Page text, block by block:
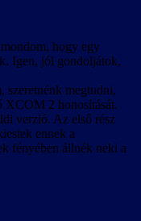
hogy egy
Igen, jól gondoljátok,
szeretnénk megtudni,
XCOM 2 honosítását.
verzió. Az első rész
ennek a
fényében állnék neki a